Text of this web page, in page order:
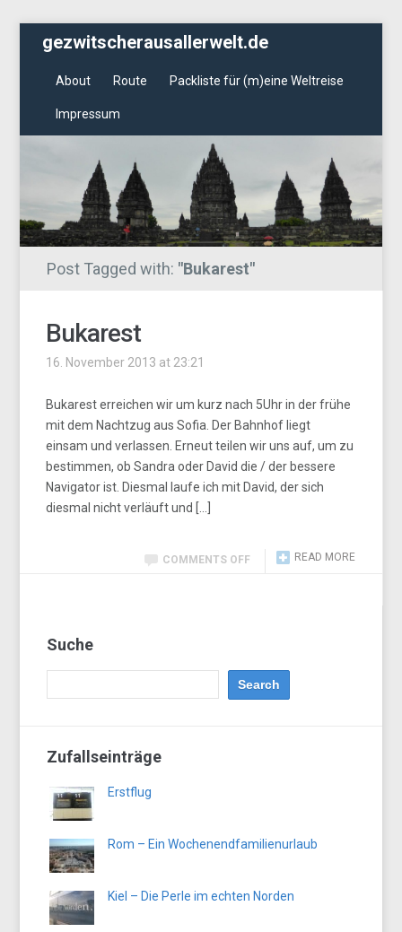
gezwitscherausallerwelt.de
About Route Packliste für (m)eine Weltreise
Impressum
Post Tagged with: "Bukarest"
Bukarest
16. November 2013 at 23:21
Bukarest erreichen wir um kurz nach 5Uhr in der frühe
mit dem Nachtzug aus Sofia. Der Bahnhof liegt
einsam und verlassen. Erneut teilen wir uns auf, um zu
bestimmen, ob Sandra oder David die / der bessere
Navigator ist. Diesmal laufe ich mit David, der sich
diesmal nicht verläuft und […]
READ MORE
COMMENTS OFF
Suche
Zufallseinträge
Erstflug
Rom – Ein Wochenendfamilienurlaub
Kiel – Die Perle im echten Norden